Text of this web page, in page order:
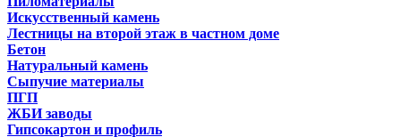
Искусственный камень
Лестницы на второй этаж в частном доме
Бетон
Натуральный камень
Сыпучие материалы
ПГП
ЖБИ заводы
Гипсокартон и профиль